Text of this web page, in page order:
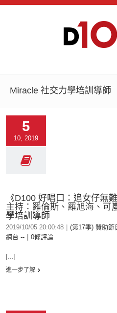
Miracle 社交力學培訓導師
5
10, 2019
《D100 好唱口：追女仔無
主持：羅倫斯、羅旭海、
學培訓導師
2019/10/05 20:00:48 (第17季) 贊助節
網台 --
0條評論
[...]
進一步了解